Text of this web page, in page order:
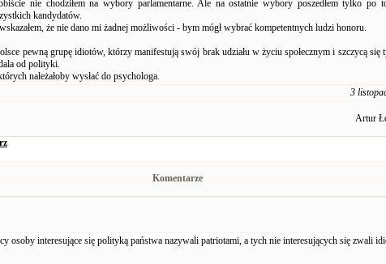
nie chodziłem na wybory parlamentarne. Ale na ostatnie wybory poszedłem tylko po
kandydatów.
że nie dano mi żadnej możliwości - bym mógł wybrać kompetentnych ludzi honoru.
pewną grupę idiotów, którzy manifestują swój brak udziału w życiu społecznym i szczycą się
od polityki.
należałoby wysłać do psychologa.
3
Artur
Komentarze
osoby interesujące się polityką państwa nazywali patriotami, a tych nie interesujących się zwali